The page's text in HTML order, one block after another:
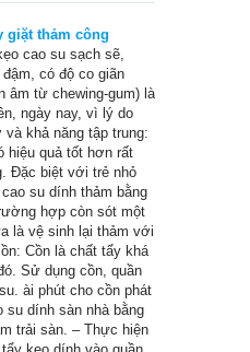
giặt thảm công
cao su sạch sẽ,
có độ co giãn
âm từ chewing-gum) là
ngày nay, vì lý do
khả năng tập trung:
hiệu quả tốt hơn rất
Đặc biệt với trẻ nhỏ
su dính thảm bằng
hợp còn sót một
là vệ sinh lại thảm với
Cồn là chất tẩy khá
Sử dụng cồn, quần
ài phút cho cồn phát
su dính sàn nhà bằng
trải sàn. – Thực hiện